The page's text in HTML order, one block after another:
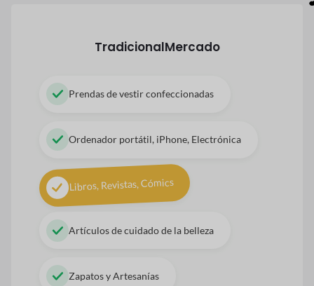
TradicionalMercado
Prendas de vestir confeccionadas
Ordenador portátil, iPhone, Electrónica
Libros, Revistas, Cómics
Artículos de cuidado de la belleza
Zapatos y Artesanías